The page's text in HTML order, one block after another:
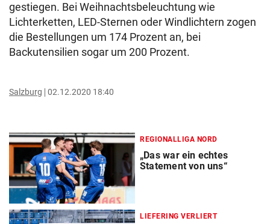
gestiegen. Bei Weihnachtsbeleuchtung wie
Lichterketten, LED-Sternen oder Windlichtern zogen
die Bestellungen um 174 Prozent an, bei
Backutensilien sogar um 200 Prozent.
Salzburg 02.12.2020 18:40
REGIONALLIGA NORD
„Das war ein echtes
Statement von uns“
LIEFERING VERLIERT